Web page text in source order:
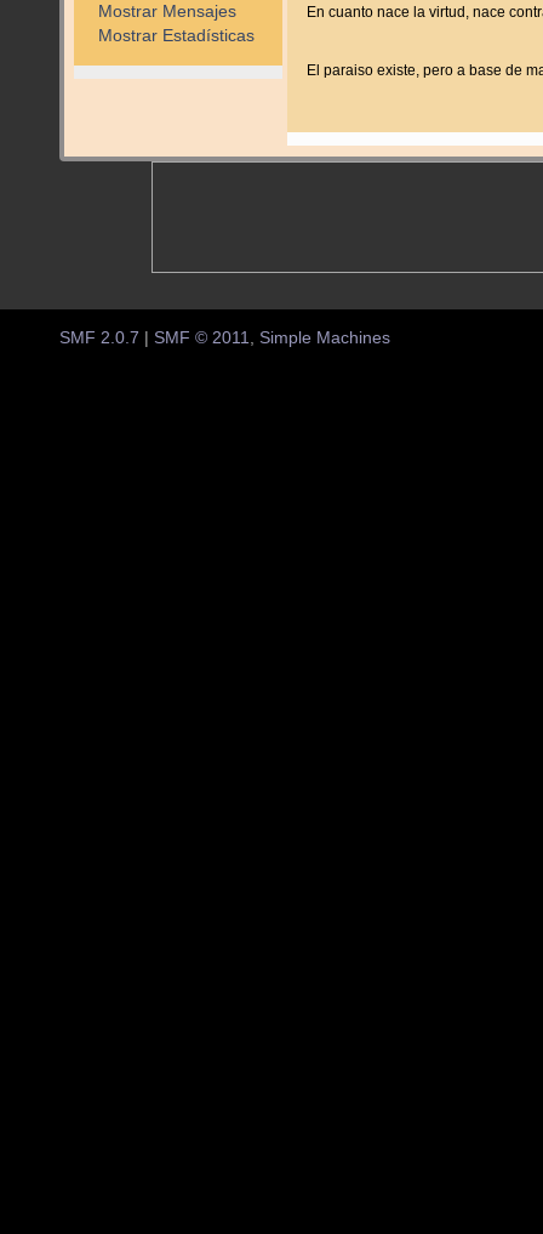
Mostrar Mensajes
Mostrar Estadísticas
En cuanto nace la virtud, nace
El paraiso existe, pero a base de
SMF 2.0.7 SMF © 2011, Simple Machines